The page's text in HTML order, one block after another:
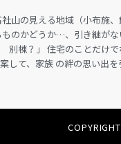
山の見える地域（小布施
のかどうか…、引き継が
棟？」 住宅のことだけで
して、家族 の絆の思い出